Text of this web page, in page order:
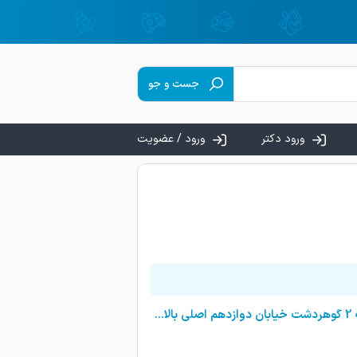
جست و جو
ورود دکتر ورود / عضویت
کرج چهارراه طالقانی جنب زیرگذر به سمت شهدا برج حکیم طبقه 12 شعبه 2 گوهردشت خیابان دوازدهم اصلی بالای بانک ملت طبقه سوم ذهن کلینیک